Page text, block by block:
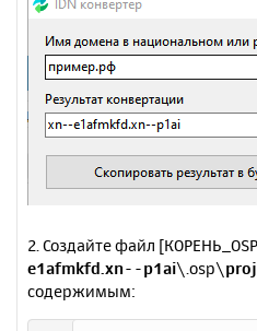
2. Создайте файл
e1afmkfd.xn--p1ai\.osp\
содержимым: